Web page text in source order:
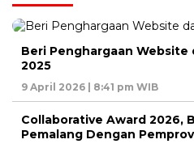
Beri Penghargaan
2025
9 April 2026 | 8:41 pm WIB
Collaborative Award 2026,
Pemalang Dengan